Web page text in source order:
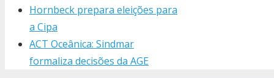
Hornbeck prepara eleições para
a Cipa
ACT Oceânica: Sindmar
formaliza decisões da AGE